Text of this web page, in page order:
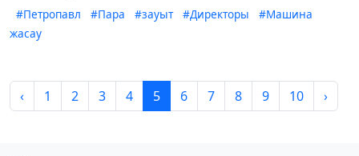
#Петропавл #Пара #зауыт #Директоры
#Машина
жасау
‹ 1 2 3 4 5 6 7 8 9 10 ›